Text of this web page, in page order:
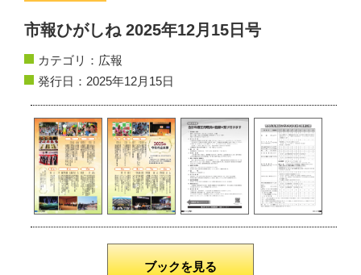
市報ひがしね 2025年12月15日号
カテゴリ： 広報
発行日：2025年12月15日
ブックを見る
個人情報保護方針
動作環境
リンク集